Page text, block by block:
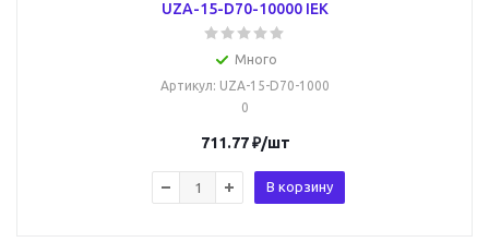
UZA-15-D70-10000 IEK
Много
Артикул: UZA-15-D70-1000
0
711.77₽/шт
В корзину